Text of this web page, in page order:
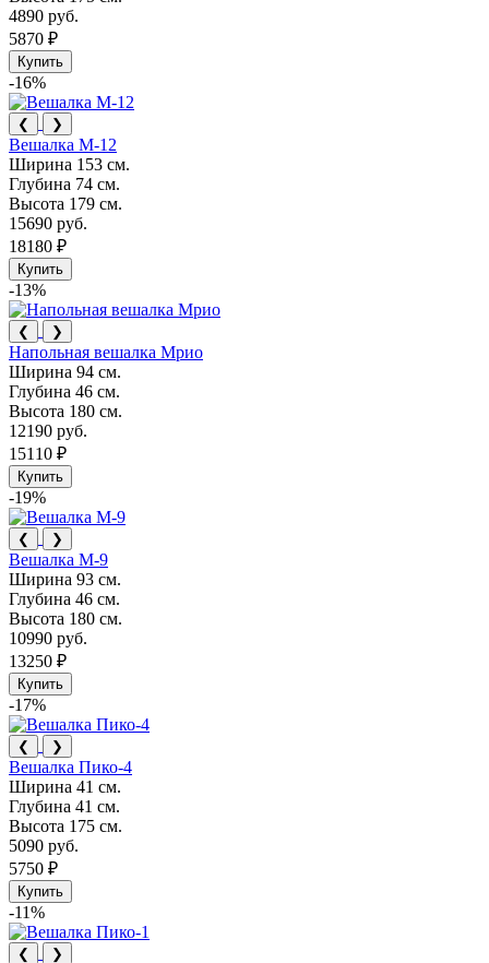
4890 руб.
5870 ₽
Купить
-16%
❮ ❯
Вешалка М-12
Ширина 153 см.
Глубина 74 см.
Высота 179 см.
15690 руб.
18180 ₽
Купить
-13%
❮ ❯
Напольная вешалка Мрио
Ширина 94 см.
Глубина 46 см.
Высота 180 см.
12190 руб.
15110 ₽
Купить
-19%
❮ ❯
Вешалка М-9
Ширина 93 см.
Глубина 46 см.
Высота 180 см.
10990 руб.
13250 ₽
Купить
-17%
❮ ❯
Вешалка Пико-4
Ширина 41 см.
Глубина 41 см.
Высота 175 см.
5090 руб.
5750 ₽
Купить
-11%
❮ ❯